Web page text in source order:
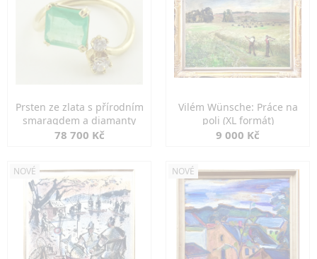
Prsten ze zlata s přírodním
smaragdem a diamanty
78 700 Kč
Vilém Wünsche: Práce na
poli (XL formát)
9 000 Kč
NOVÉ NOVÉ